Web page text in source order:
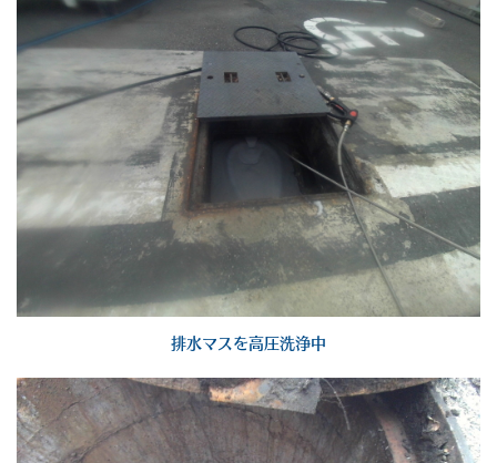
排水マスを高圧洗浄中